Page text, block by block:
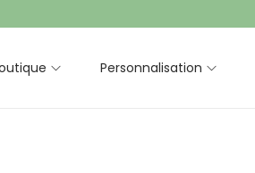
Personnalisation